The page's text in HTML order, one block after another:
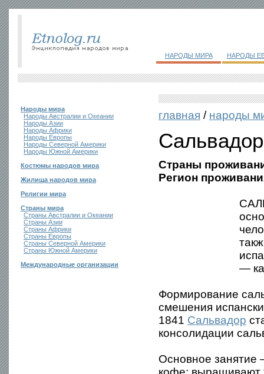
НАРОДЫ МИРА НАРОДЫ
Народы мира
Народы Австралии и Океании
Народы Азии
Народы Африки
Народы Европы
Народы Северной Америки
Народы Южной Америки
Костюмы народов мира
Жилища народов мира
Религии мира
Страны мира
Страны Австралии и Океании
Страны Азии
Страны Африки
Страны Европы
Страны Северной Америки
Страны Южной Америки
Международные организации
главная / народы
Страны
Регион
—
Формирование
смешения
1841 Сальвадор
консолидации
Основное занятие